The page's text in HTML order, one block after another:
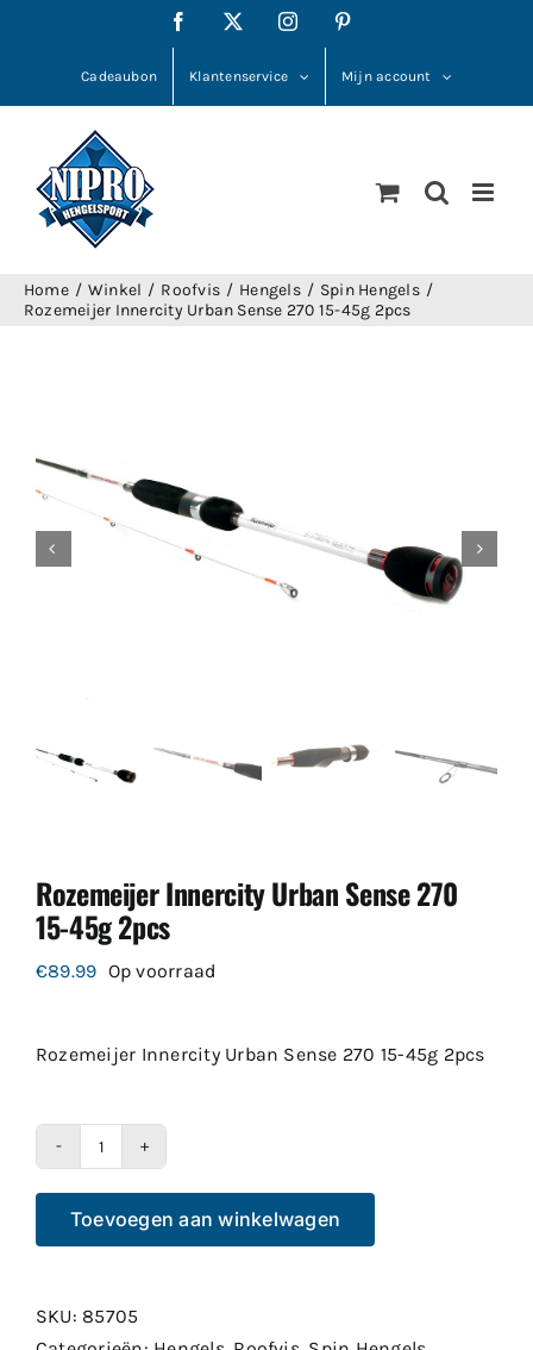
Facebook Instagram
Cadeaubon Klantenservice Mijn account
Home Winkel Roofvis Hengels
Spin Hengels
Rozemeijer Innercity Urban Sense 270 15-45g 2pcs
Rozemeijer Innercity Urban Sense 270
15-45g 2pcs
€89.99 Op voorraad
Rozemeijer Innercity Urban Sense 270 15-45g 2pcs
Rozemeijer
Innercity
Urban
15-
Toevoegen aan winkelwagen
SKU: 85705